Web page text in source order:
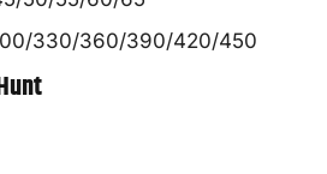
330/360/390/420/450